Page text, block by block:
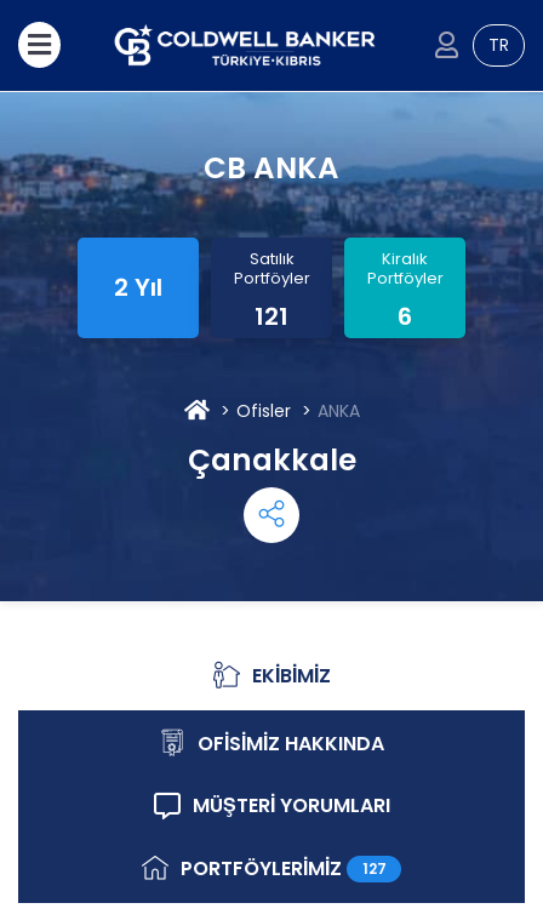
TR
CB ANKA
2 Yıl
Satılık
Portföyler
121
Kiralık
Portföyler
6
Ofisler ANKA
Çanakkale
Ekibimiz
EKİBİMİZ
Ofisimiz Hakkında
OFİSİMİZ HAKKINDA
Müşteri Yorumları
MÜŞTERİ YORUMLARI
Portföylerimiz
PORTFÖYLERİMİZ 127